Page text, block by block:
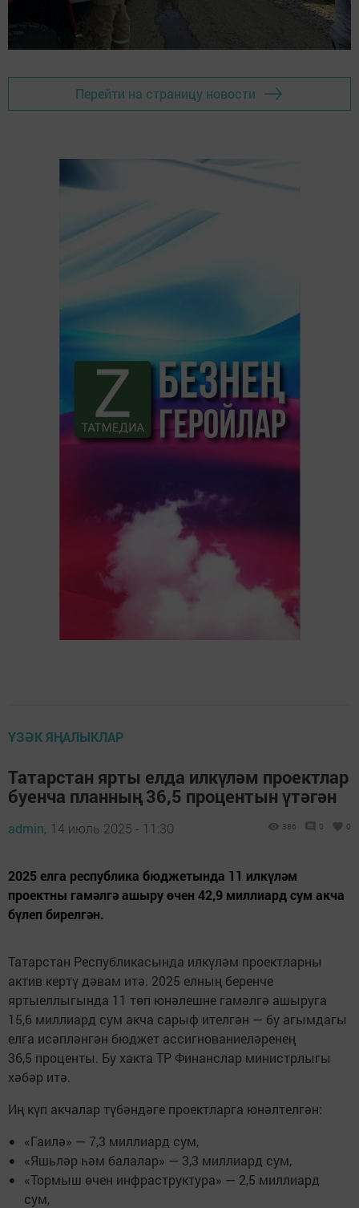
Перейти на страницу новости
ҮЗӘК ЯҢАЛЫКЛАР
Татарстан ярты елда илкүләм проектлар
буенча планның 36,5 процентын үтәгән
admin, 14 июль 2025 - 11:30 386 0 0
2025 елга республика бюджетында 11 илкүләм
проектны гамәлгә ашыру өчен 42,9 миллиард сум акча
бүлеп бирелгән.
Татарстан Республикасында илкүләм проектларны
актив кертү дәвам итә. 2025 елның беренче
яртыеллыгында 11 төп юнәлешне гамәлгә ашыруга
15,6 миллиард сум акча сарыф ителгән — бу агымдагы
елга исәпләнгән бюджет ассигнованиеләренең
36,5 проценты. Бу хакта ТР Финанслар министрлыгы
хәбәр итә.
Иң күп акчалар түбәндәге проектларга юнәлтелгән:
«Гаилә» — 7,3 миллиард сум,
«Яшьләр һәм балалар» — 3,3 миллиард сум,
«Тормыш өчен инфраструктура» — 2,5 миллиард
сум,